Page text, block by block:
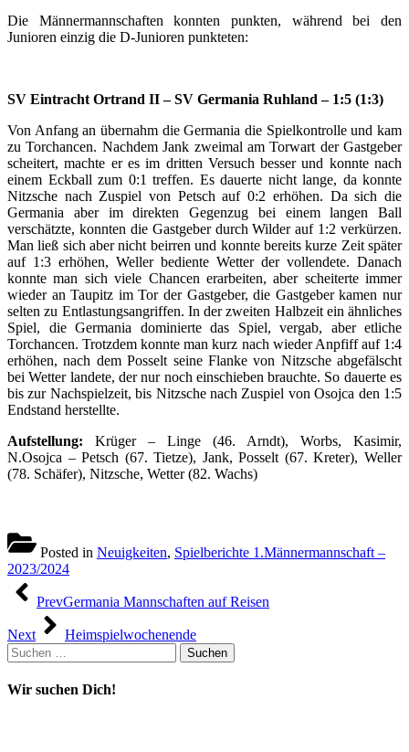
Die Männermannschaften konnten punkten, während bei den
Junioren einzig die D-Junioren punkteten:
SV Eintracht Ortrand II – SV Germania Ruhland – 1:5 (1:3)
Von Anfang an übernahm die Germania die Spielkontrolle und kam
zu Torchancen. Nachdem Jank zweimal am Torwart der Gastgeber
scheitert, machte er es im dritten Versuch besser und konnte nach
einem Eckball zum 0:1 treffen. Es dauerte nicht lange, da konnte
Nitzsche nach Zuspiel von Petsch auf 0:2 erhöhen. Da sich die
Germania aber im direkten Gegenzug bei einem langen Ball
verschätzte, konnten die Gastgeber durch Wilder auf 1:2 verkürzen.
Man ließ sich aber nicht beirren und konnte bereits kurze Zeit später
auf 1:3 erhöhen, Weller bediente Wetter der vollendete. Danach
konnte man sich viele Chancen erarbeiten, aber scheiterte immer
wieder an Taupitz im Tor der Gastgeber, die Gastgeber kamen nur
selten zu Entlastungsangriffen. In der zweiten Halbzeit ein ähnliches
Spiel, die Germania dominierte das Spiel, vergab, aber etliche
Torchancen. Trotzdem konnte man kurz nach wieder Anpfiff auf 1:4
erhöhen, nach dem Posselt seine Flanke von Nitzsche abgefälscht
bei Wetter landete, der nur noch einschieben brauchte. So dauerte es
bis zur Nachspielzeit, bis Nitzsche nach Zuspiel von Osojca den 1:5
Endstand herstellte.
Aufstellung: Krüger – Linge (46. Arndt), Worbs, Kasimir,
N.Osojca – Petsch (67. Tietze), Jank, Posselt (67. Kreter), Weller
(78. Schäfer), Nitzsche, Wetter (82. Wachs)
Posted in Neuigkeiten, Spielberichte 1.Männermannschaft –
2023/2024
Beitragsnavigation
PrevGermania Mannschaften auf Reisen
Next
Heimspielwochenende
Suchen
nach:
Wir suchen Dich!